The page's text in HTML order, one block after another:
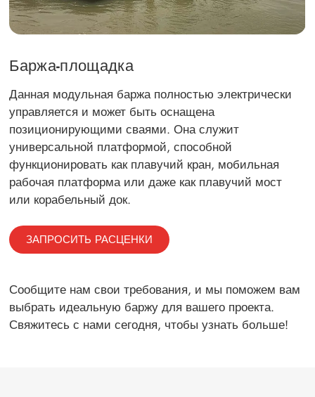
Баржа-площадка
Данная модульная баржа полностью электрически
управляется и может быть оснащена
позиционирующими сваями. Она служит
универсальной платформой, способной
функционировать как плавучий кран, мобильная
рабочая платформа или даже как плавучий мост
или корабельный док.
ЗАПРОСИТЬ РАСЦЕНКИ
Сообщите нам свои требования, и мы поможем вам
выбрать идеальную баржу для вашего проекта.
Свяжитесь с нами сегодня, чтобы узнать больше!